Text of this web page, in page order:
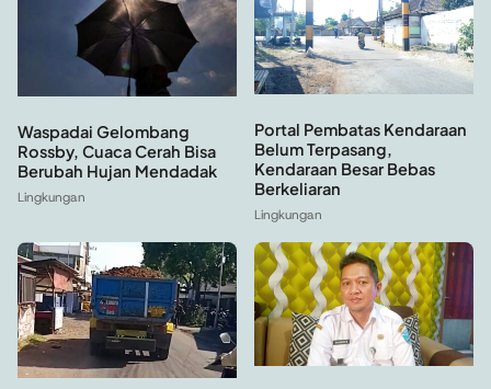
Waspadai Gelombang
Rossby, Cuaca Cerah Bisa
Berubah Hujan Mendadak
Lingkungan
Portal Pembatas Kendaraan
Belum Terpasang,
Kendaraan Besar Bebas
Berkeliaran
Lingkungan